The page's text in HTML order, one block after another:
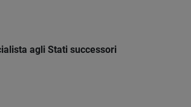
agli Stati successori